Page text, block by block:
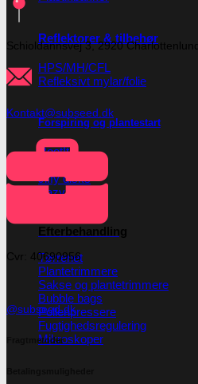
Reflektorer & tilbehør
HPS/MH/CFL
Refleksivt mylar/folie
Forspiring og plantestart
Root!t
Jiffy disks
Eazy Plugs
Efterbehandling
Tørrenet
Plantetrimmere
Sakse og plantetrimmere
Bubble bags
Pollenpressere
Fugtighedsregulering
Mikroskoper
Schioldannsvej 3, 2920 Charlottenlund
Kontakt@subseed.dk
Cvr: 40690956
@subseed.dk
Fragtmetoder